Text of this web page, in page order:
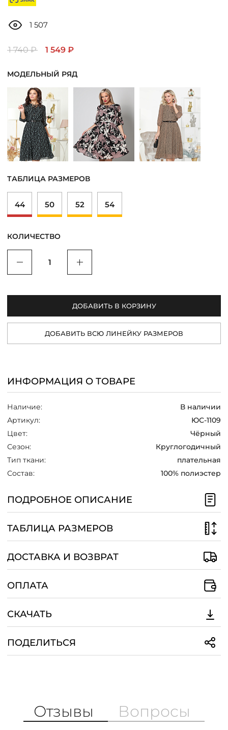
ОПЛАТА
ТАБЛИЦА РАЗМЕРОВ
МОСКВА
+7 (800) 511-35-10
MANAGER@DSTREND.RU
ЗАКАЗАТЬ ЗВОНОК
1 507
1 740 ₽ 1 549 ₽
МОДЕЛЬНЫЙ РЯД
ТАБЛИЦА РАЗМЕРОВ
44 50 52 54
КОЛИЧЕСТВО
Уменьшить Увеличить
ДОБАВИТЬ В КОРЗИНУ
ДОБАВИТЬ ВСЮ ЛИНЕЙКУ РАЗМЕРОВ
ИНФОРМАЦИЯ О ТОВАРЕ
Наличие:
В наличии
Артикул:
ЮС-1109
Цвет:
Чёрный
Сезон:
Круглогодичный
Тип ткани:
плательная
Состав:
100% полиэстер
ПОДРОБНОЕ ОПИСАНИЕ
ТАБЛИЦА РАЗМЕРОВ
ДОСТАВКА И ВОЗВРАТ
ОПЛАТА
СКАЧАТЬ
ПОДЕЛИТЬСЯ
Отзывы Вопросы